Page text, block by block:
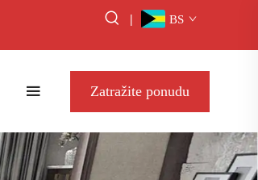
| BS
Zatražite ponudu